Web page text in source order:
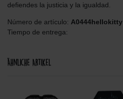
defiendes la justicia y la igualdad.
Número de artículo: A0444hellokitty
Tiempo de entrega:
Ähnliche Artikel